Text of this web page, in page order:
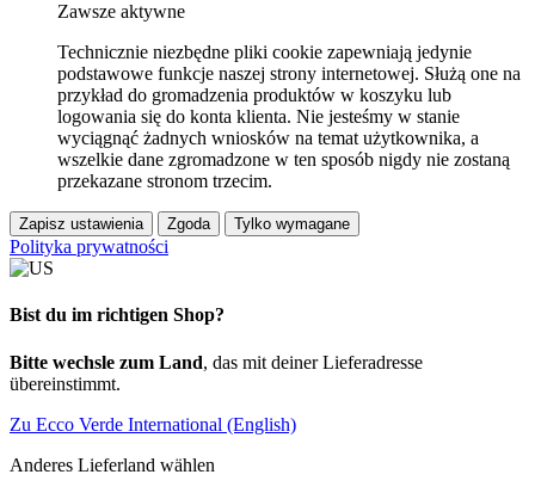
Zawsze aktywne
Technicznie niezbędne pliki cookie zapewniają jedynie
podstawowe funkcje naszej strony internetowej. Służą one na
przykład do gromadzenia produktów w koszyku lub
logowania się do konta klienta. Nie jesteśmy w stanie
wyciągnąć żadnych wniosków na temat użytkownika, a
wszelkie dane zgromadzone w ten sposób nigdy nie zostaną
przekazane stronom trzecim.
Zapisz ustawienia Zgoda Tylko wymagane
Polityka prywatności
Bist du im richtigen Shop?
Bitte wechsle zum Land, das mit deiner Lieferadresse
übereinstimmt.
Zu Ecco Verde International (English)
Anderes Lieferland wählen